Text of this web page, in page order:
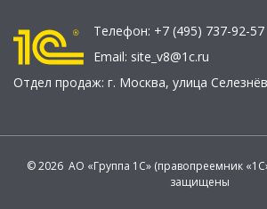
Телефон: +7 (495) 737-92-57
Email: site_v8@1c.ru
Отдел продаж: г. Москва, улица
© 2026 АО «Группа 1С» (правопреемник
защищены